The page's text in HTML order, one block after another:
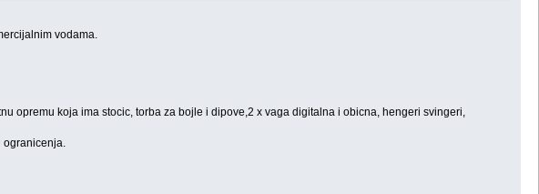
vodama.
opremu koja ima stocic, torba za bojle i dipove,2 x vaga digitalna i obicna, hengeri svingeri,
ogranicenja.